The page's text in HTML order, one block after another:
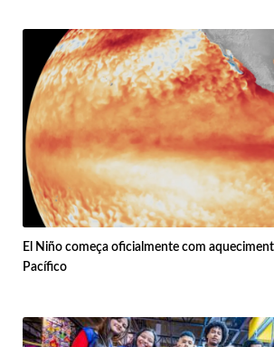
El Niño começa oficialmente com
Pacífico